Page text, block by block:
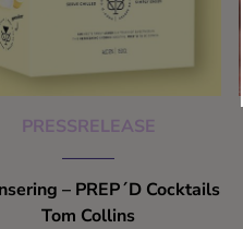
PRESSRELEASE
– PREP´D Cocktails
Tom Collins